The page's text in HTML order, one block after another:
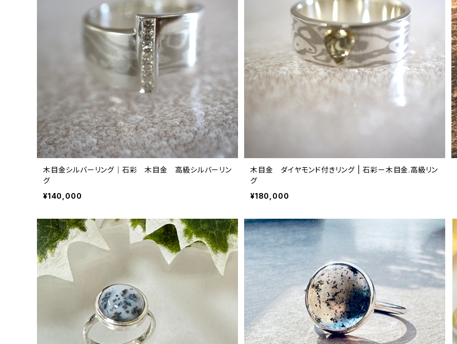
木目金シルバーリング｜石彩 木目金 高級シルバーリン
グ
¥140,000
木目金 ダイヤモンド付きリング | 石彩ー木目金.高級リン
グ
¥180,000